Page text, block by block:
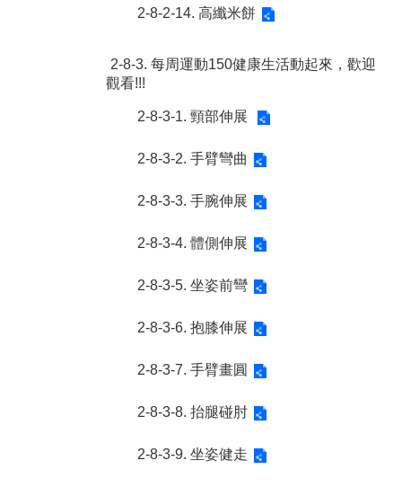
2-8-2-14. 高纖米餅
2-8-3. 每周運動150健康生活動起來，歡迎
觀看!!!
2-8-3-1. 頸部伸展
2-8-3-2. 手臂彎曲
2-8-3-3. 手腕伸展
2-8-3-4. 體側伸展
2-8-3-5. 坐姿前彎
2-8-3-6. 抱膝伸展
2-8-3-7. 手臂畫圓
2-8-3-8. 抬腿碰肘
2-8-3-9. 坐姿健走